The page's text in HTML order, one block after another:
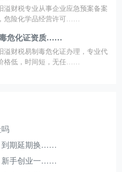
溢财税专业从事企业应急预案备案
危险化学品经营许可……
危化证资质……
溢财税易制毒危化证办理，专业代
格低，时间短，无任……
吗
到期延期换……
新手创业一……